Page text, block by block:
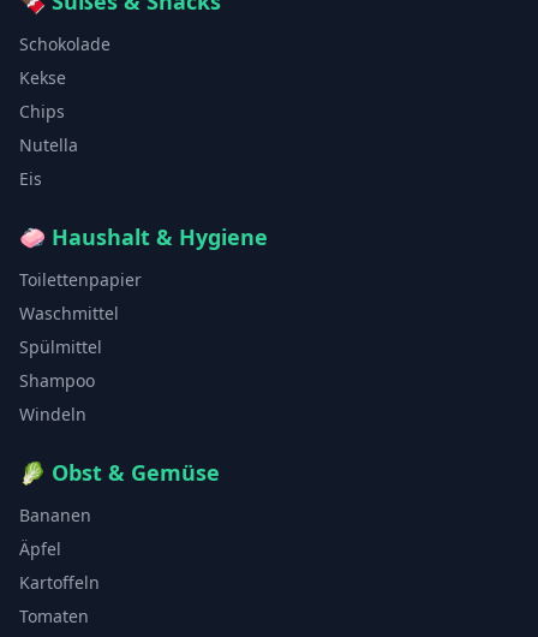
Schokolade
Kekse
Chips
Nutella
Eis
🧼 Haushalt & Hygiene
Toilettenpapier
Waschmittel
Spülmittel
Shampoo
Windeln
🥬 Obst & Gemüse
Bananen
Äpfel
Kartoffeln
Tomaten